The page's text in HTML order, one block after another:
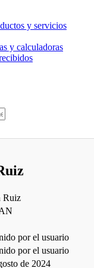
y servicios
y calculadoras
Ruiz
por el usuario
por el usuario
de 2024